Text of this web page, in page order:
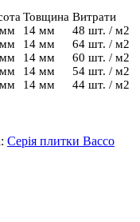
Товщина Витрати
14 мм
48 шт. / м2
14 мм
64 шт. / м2
14 мм
60 шт. / м2
14 мм
54 шт. / м2
14 мм 44 шт. / м2
Серія плитки Bacco